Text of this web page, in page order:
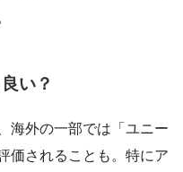
い？
海外の一部では「ユニー
価されることも。特にア